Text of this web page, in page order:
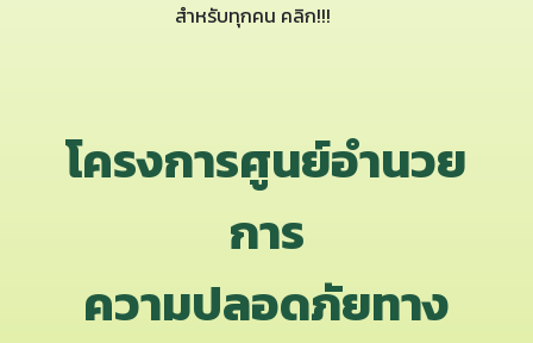
สำหรับทุกคน คลิก!!!
โครงการศูนย์อำนวย
การ
ความปลอดภัยทาง